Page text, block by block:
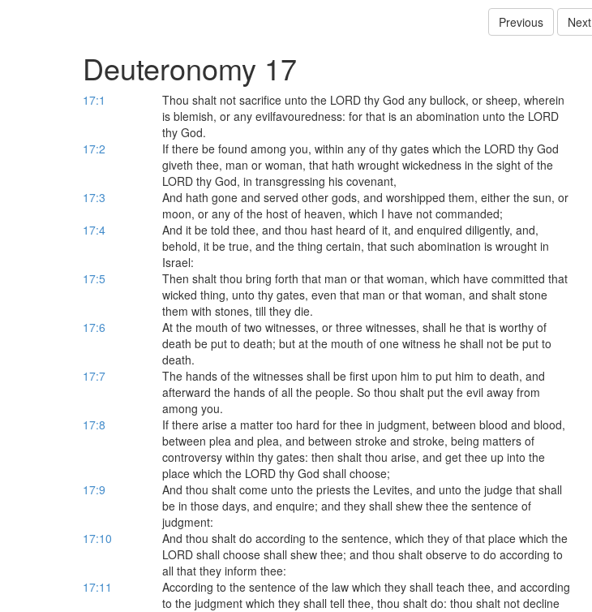
Previous Next
Deuteronomy 17
17:1
Thou shalt not sacrifice unto the LORD thy God any bullock, or sheep, wherein
is blemish, or any evilfavouredness: for that is an abomination unto the LORD
thy God.
17:2
If there be found among you, within any of thy gates which the LORD thy God
giveth thee, man or woman, that hath wrought wickedness in the sight of the
LORD thy God, in transgressing his covenant,
17:3
And hath gone and served other gods, and worshipped them, either the sun, or
moon, or any of the host of heaven, which I have not commanded;
17:4
And it be told thee, and thou hast heard of it, and enquired diligently, and,
behold, it be true, and the thing certain, that such abomination is wrought in
Israel:
17:5
Then shalt thou bring forth that man or that woman, which have committed that
wicked thing, unto thy gates, even that man or that woman, and shalt stone
them with stones, till they die.
17:6
At the mouth of two witnesses, or three witnesses, shall he that is worthy of
death be put to death; but at the mouth of one witness he shall not be put to
death.
17:7
The hands of the witnesses shall be first upon him to put him to death, and
afterward the hands of all the people. So thou shalt put the evil away from
among you.
17:8
If there arise a matter too hard for thee in judgment, between blood and blood,
between plea and plea, and between stroke and stroke, being matters of
controversy within thy gates: then shalt thou arise, and get thee up into the
place which the LORD thy God shall choose;
17:9
And thou shalt come unto the priests the Levites, and unto the judge that shall
be in those days, and enquire; and they shall shew thee the sentence of
judgment:
17:10
And thou shalt do according to the sentence, which they of that place which the
LORD shall choose shall shew thee; and thou shalt observe to do according to
all that they inform thee:
17:11
According to the sentence of the law which they shall teach thee, and according
to the judgment which they shall tell thee, thou shalt do: thou shalt not decline